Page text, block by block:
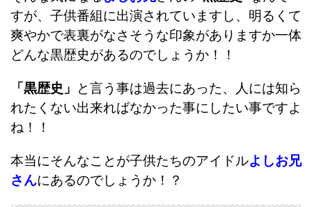
すが、子供番組に出演されていますし、明るくて
爽やかで表裏がなさそうな印象がありますか一体
どんな黒歴史があるのでしょうか！！
「黒歴史」
と言う事は過去にあった、人には知ら
れたくない出来ればなかった事にしたい事ですよ
ね！！
本当にそんなことが子供たちのアイドルよしお兄
さんにあるのでしょうか！？